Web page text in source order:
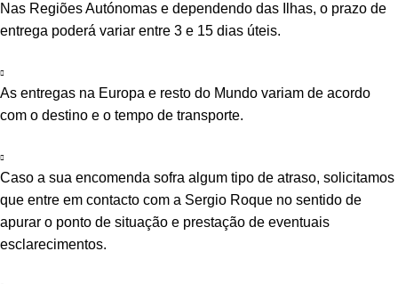
Nas Regiões Autónomas e dependendo das Ilhas, o prazo de
entrega poderá variar entre 3 e 15 dias úteis.
As entregas na Europa e resto do Mundo variam de acordo
com o destino e o tempo de transporte.
Caso a sua encomenda sofra algum tipo de atraso, solicitamos
que entre em contacto com a Sergio Roque no sentido de
apurar o ponto de situação e prestação de eventuais
esclarecimentos.